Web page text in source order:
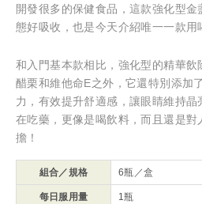
開發很多的保健食品，這款強化型
態好吸收，也是今天介紹唯一一款用
和入門基本款相比，強化型的精華
醋栗和維他命E之外，它還特別添加
力，有效提升舒適感，讓眼睛維持
在吃藥，更像是喝飲料，而且還是對
擔！
組合／規格 6瓶／盒
每日服用量 1瓶